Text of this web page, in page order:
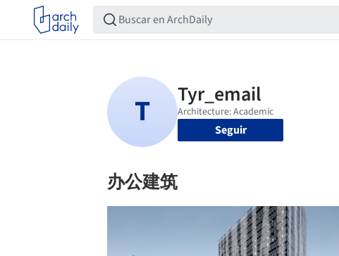
Seguir
办公建筑